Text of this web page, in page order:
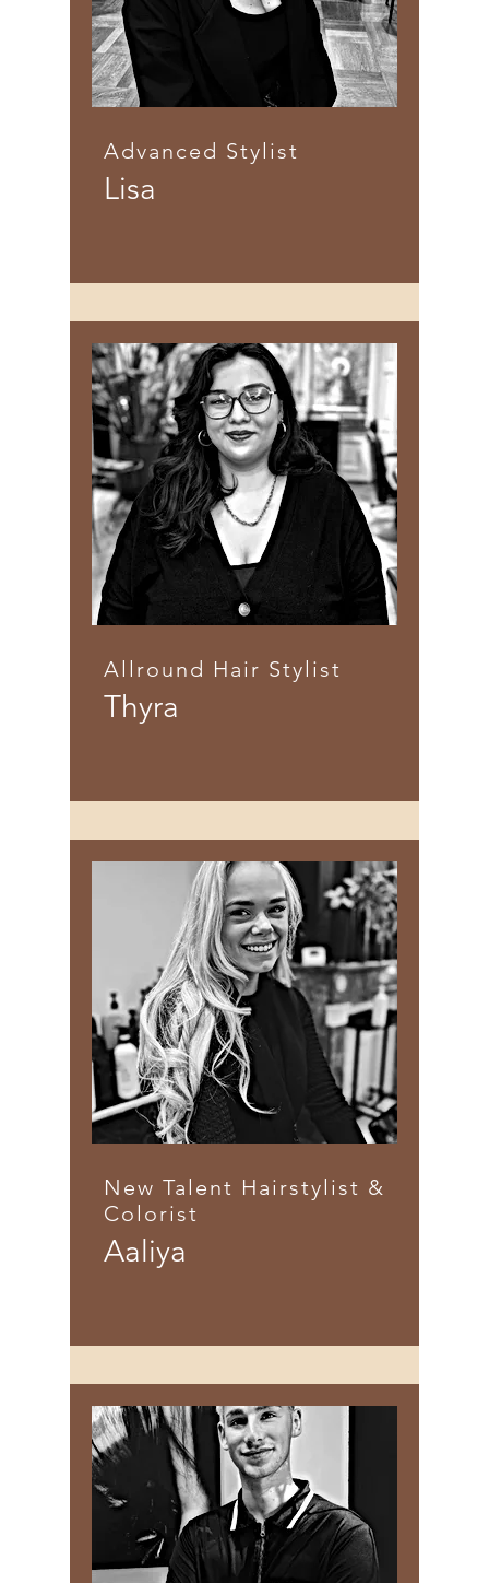
Advanced Stylist
Lisa
Allround Hair Stylist
Thyra
New Talent Hairstylist &
Colorist
Aaliya